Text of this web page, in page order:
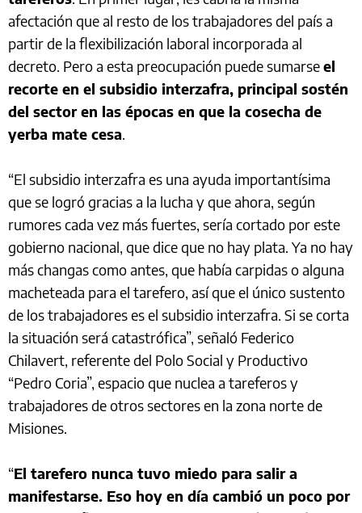
afectación que al resto de los trabajadores del país a
partir de la flexibilización laboral incorporada al
decreto. Pero a esta preocupación puede sumarseel
recorte en el subsidio interzafra, principal sostén
del sector en las épocas en que la cosecha de
yerba mate cesa.
“El subsidio interzafra es una ayuda importantísima
que se logró gracias a la lucha y que ahora, según
rumores cada vez más fuertes, sería cortado por este
gobierno nacional, que dice que no hay plata. Ya no hay
más changas como antes, que había carpidas o alguna
macheteada para el tarefero, así que el único sustento
de los trabajadores es el subsidio interzafra. Si se corta
la situación será catastrófica”, señaló Federico
Chilavert, referente del Polo Social y Productivo
“Pedro Coria”, espacio que nuclea a tareferos y
trabajadores de otros sectores en la zona norte de
Misiones.
“El tarefero nunca tuvo miedo para salir a
manifestarse. Eso hoy en día cambió un poco por